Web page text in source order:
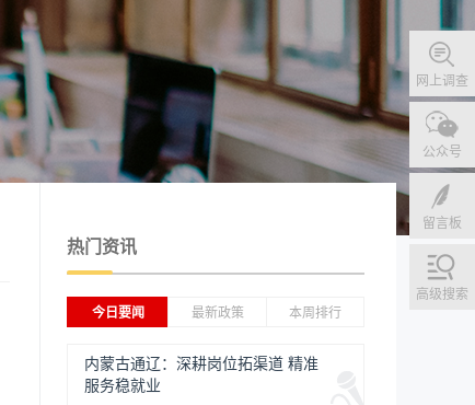
网上调查
公众号
留言板
高级搜索
热门资讯
今日要闻 最新政策 本周排行
内蒙古通辽：深耕岗位拓渠道 精准
服务稳就业